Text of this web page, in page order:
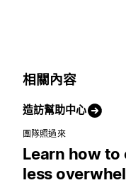
相關內容
造訪幫助中心
團隊照過來
Learn how to
less